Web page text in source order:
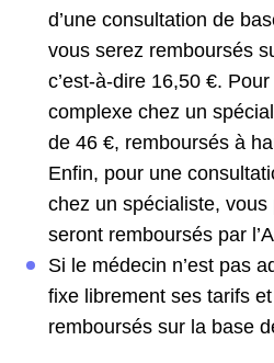
d’une consultation de
vous serez remboursés
c’est-à-dire 16,50 €.
complexe chez un
de 46 €, remboursés à
Enfin, pour une
chez un spécialiste,
seront remboursés par
Si le médecin n’est pas
fixe librement ses tarifs
remboursés sur la base